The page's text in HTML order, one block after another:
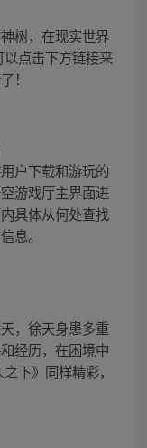
树，在现实世界
点击下方链接来
！
户下载和游玩的
游戏厅主界面进
具体从何处查找
息。
，徐天身患多重
经历，在困境中
下》同样精彩，